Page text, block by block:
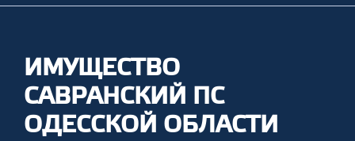
ИМУЩЕСТВО
САВРАНСКИЙ ПС
ОДЕССКОЙ ОБЛАСТИ